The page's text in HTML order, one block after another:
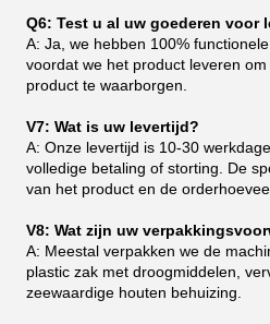
Q6: Test u al uw goederen voor
A: Ja, we hebben 100%
voordat we het product leveren
product te waarborgen.
V7: Wat is uw levertijd?
A: Onze levertijd is 10-30
volledige betaling of storting. De
van het product en de
V8: Wat zijn uw
A: Meestal verpakken we de
plastic zak met droogmiddelen,
zeewaardige houten behuizing.